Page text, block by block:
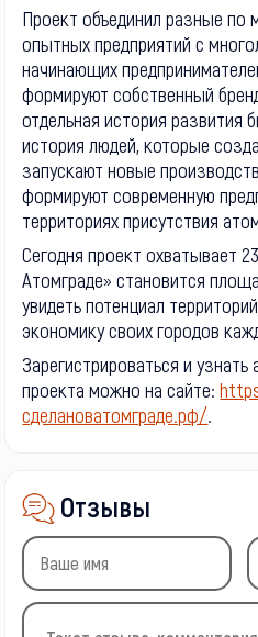
Проект объединил разные по
опытных предприятий с
начинающих
формируют собственный
отдельная история развития
история людей, которые
запускают новые
формируют современную
территориях присутствия
Сегодня проект охватывает
Атомграде» становится
увидеть потенциал
экономику своих городов
Зарегистрироваться и
проекта можно на сайте:
сделановатомграде.рф/.
Отзывы